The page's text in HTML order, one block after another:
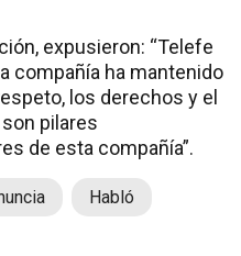
expusieron: “Telefe
compañía ha mantenido
los derechos y el
pilares
de esta compañía”.
Habló